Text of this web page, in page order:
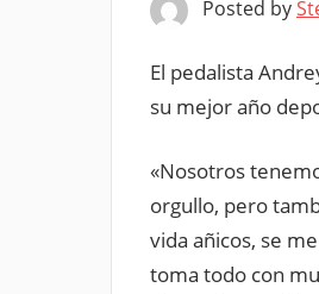
Posted by
El pedalista
su mejor año
«Nosotros
orgullo, pero
vida añicos, se
toma todo con